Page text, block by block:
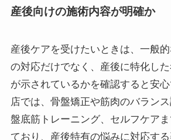
産後向けの施術内容が明確か
産後ケアを受けたいときは、一般
の対応だけでなく、産後に特化し
が示されているかを確認すると安
店では、骨盤矯正や筋肉のバラン
盤底筋トレーニング、セルフケア
ており、産後特有の悩みに対応す